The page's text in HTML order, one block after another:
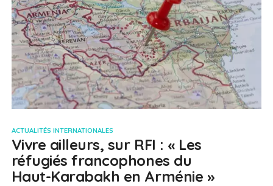
ACTUALITÉS INTERNATIONALES
Vivre ailleurs, sur RFI : « Les
réfugiés francophones du
Haut-Karabakh en Arménie »